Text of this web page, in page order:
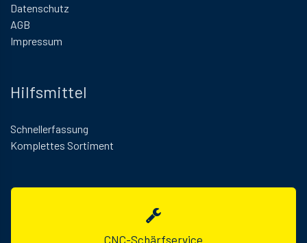
Datenschutz
AGB
Impressum
Hilfsmittel
Schnellerfassung
Komplettes Sortiment
CNC-Schärfservice